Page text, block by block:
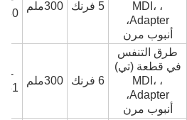
، MDI،
Adapter،
أنبوب مرن
5 فرنك 300ملم
طرق التنفس
في قطعة (تي)
، MDI،
Adapter،
أنبوب مرن
6 فرنك 300ملم